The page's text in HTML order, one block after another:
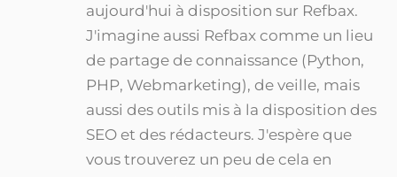
aujourd'hui à disposition sur Refbax.
J'imagine aussi Refbax comme un lieu
de partage de connaissance (Python,
PHP, Webmarketing), de veille, mais
aussi des outils mis à la disposition des
SEO et des rédacteurs. J'espère que
vous trouverez un peu de cela en